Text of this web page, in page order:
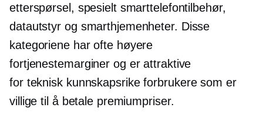
etterspørsel, spesielt smarttelefontilbehør,
datautstyr og smarthjemenheter. Disse
kategoriene har ofte høyere
fortjenestemarginer og er attraktive
for teknisk kunnskapsrikeforbrukere som er
villige til å betale premiumpriser.